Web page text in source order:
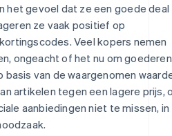
het gevoel dat ze een goede deal
ze vaak positief op
Veel kopers nemen
ongeacht of het nu om goederen
basis van de waargenomen
artikelen tegen een lagere prijs,
aanbiedingen niet te missen, in